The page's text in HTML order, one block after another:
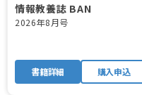
情報教養誌 BAN
2026年8月号
書籍詳細 購入申込